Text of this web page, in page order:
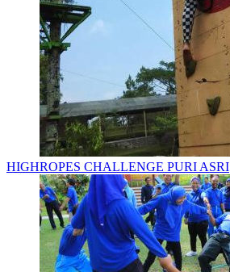
HIGHROPES CHALLENGE PURI ASRI